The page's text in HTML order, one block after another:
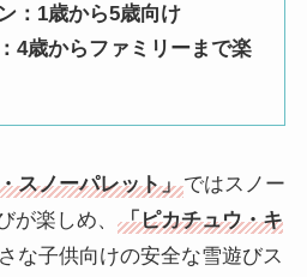
：1歳から5歳向け
4歳からファミリーまで楽
スノーパレット」ではスノー
が楽しめ、
「ピカチュウ・キ
な子供向けの安全な雪遊びス